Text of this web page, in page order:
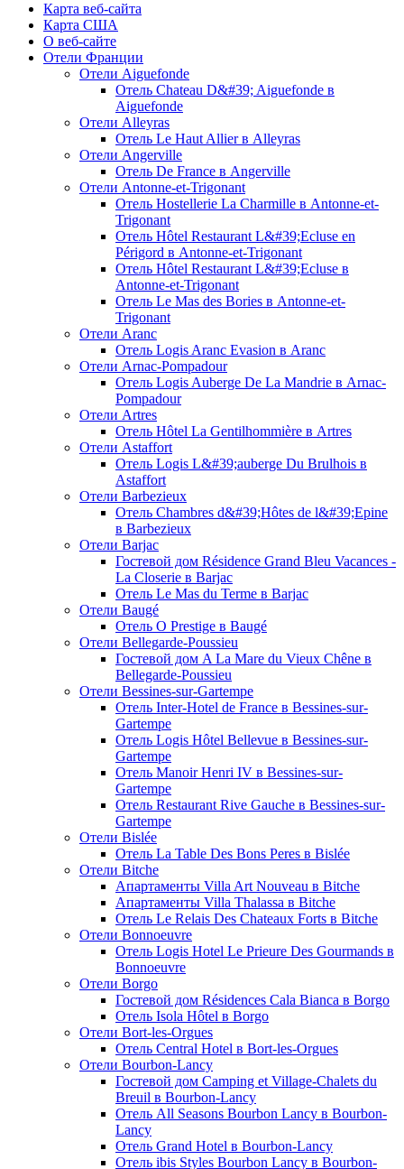
Карта веб-сайта
Карта США
О веб-сайте
Отели Франции
Отели Aiguefonde
Отель Chateau D&#39; Aiguefonde в
Aiguefonde
Отели Alleyras
Отель Le Haut Allier в Alleyras
Отели Angerville
Отель De France в Angerville
Отели Antonne-et-Trigonant
Отель Hostellerie La Charmille в Antonne-et-
Trigonant
Отель Hôtel Restaurant L&#39;Ecluse en
Périgord в Antonne-et-Trigonant
Отель Hôtel Restaurant L&#39;Ecluse в
Antonne-et-Trigonant
Отель Le Mas des Bories в Antonne-et-
Trigonant
Отели Aranc
Отель Logis Aranc Evasion в Aranc
Отели Arnac-Pompadour
Отель Logis Auberge De La Mandrie в Arnac-
Pompadour
Отели Artres
Отель Hôtel La Gentilhommière в Artres
Отели Astaffort
Отель Logis L&#39;auberge Du Brulhois в
Astaffort
Отели Barbezieux
Отель Chambres d&#39;Hôtes de l&#39;Epine
в Barbezieux
Отели Barjac
Гостевой дом Résidence Grand Bleu Vacances -
La Closerie в Barjac
Отель Le Mas du Terme в Barjac
Отели Baugé
Отель O Prestige в Baugé
Отели Bellegarde-Poussieu
Гостевой дом A La Mare du Vieux Chêne в
Bellegarde-Poussieu
Отели Bessines-sur-Gartempe
Отель Inter-Hotel de France в Bessines-sur-
Gartempe
Отель Logis Hôtel Bellevue в Bessines-sur-
Gartempe
Отель Manoir Henri IV в Bessines-sur-
Gartempe
Отель Restaurant Rive Gauche в Bessines-sur-
Gartempe
Отели Bislée
Отель La Table Des Bons Peres в Bislée
Отели Bitche
Апартаменты Villa Art Nouveau в Bitche
Апартаменты Villa Thalassa в Bitche
Отель Le Relais Des Chateaux Forts в Bitche
Отели Bonnoeuvre
Отель Logis Hotel Le Prieure Des Gourmands в
Bonnoeuvre
Отели Borgo
Гостевой дом Résidences Cala Bianca в Borgo
Отель Isola Hôtel в Borgo
Отели Bort-les-Orgues
Отель Central Hotel в Bort-les-Orgues
Отели Bourbon-Lancy
Гостевой дом Camping et Village-Chalets du
Breuil в Bourbon-Lancy
Отель All Seasons Bourbon Lancy в Bourbon-
Lancy
Отель Grand Hotel в Bourbon-Lancy
Отель ibis Styles Bourbon Lancy в Bourbon-